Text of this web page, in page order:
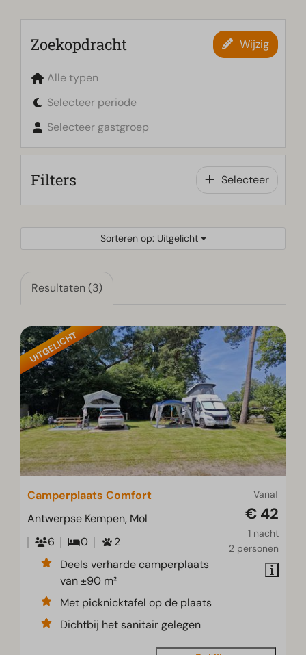
Zoekopdracht Wijzig
Alle typen
Selecteer periode
Selecteer gastgroep
Filters Selecteer
Sorteren op: Uitgelicht
Resultaten (3)
UITGELICHT
Vanaf
€ 42
1 nacht
2 personen
Camperplaats Comfort
Antwerpse Kempen, Mol
6
0
2
Deels verharde camperplaats
van ±90 m²
Met picknicktafel op de plaats
Dichtbij het sanitair gelegen